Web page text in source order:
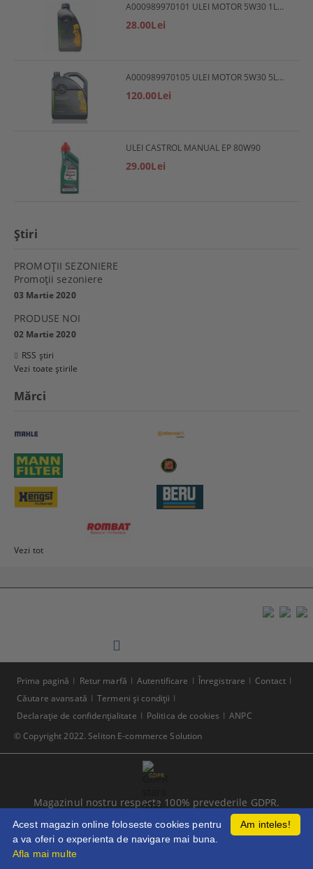
A000989970101 ULEI MOTOR 5W30 1L MERCEDES
28.00Lei
A000989970105 ULEI MOTOR 5W30 5L MERCEDES
120.00Lei
ULEI CASTROL MANUAL EP 80W90
29.00Lei
Ştiri
PROMOŢII SEZONIERE
Promoţii sezoniere
03 Martie 2020
PRODUSE NOI
02 Martie 2020
RSS știri
Vezi toate știrile
Mărci
Vezi tot
© Copyright 2022. Seliton E-commerce Solution
Prima pagină Retur marfă Autentificare Înregistrare
Contact
Căutare avansată
Termeni şi condiţii
Declaraţie de confidenţialitate
Politica de cookies ANPC
GDPR
Magazinul nostru respecta 100% prevederile GDPR.
Citeste politica de confidentialitate
Informatiile mele personale
Am inteles!
Acest magazin online foloseste cookies pentru
a va oferi o experienta de navigare mai buna.
Afla mai multe